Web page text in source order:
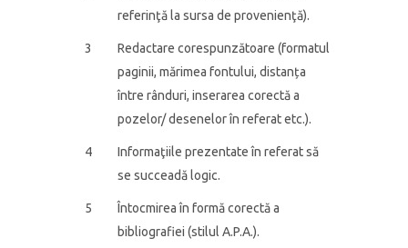
referinţă la sursa de provenienţă).
3
Redactare corespunzătoare (formatul
paginii, mărimea fontului, distanța
între rânduri, inserarea corectă a
pozelor/ desenelor în referat etc.).
4
Informaţiile prezentate în referat să
se succeadă logic.
5
Întocmirea în formă corectă a
bibliografiei (stilul A.P.A.).